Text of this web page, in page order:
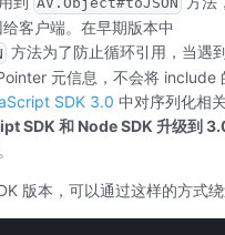
客户端。在早期版本中
方法为了防止循环引用，当遇
元信息，不会将 include
SDK 3.0 中对序列化相
SDK 和 Node SDK 升级到
。
版本，可以通过这样的方式绕